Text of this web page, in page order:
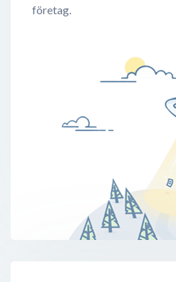
företag.